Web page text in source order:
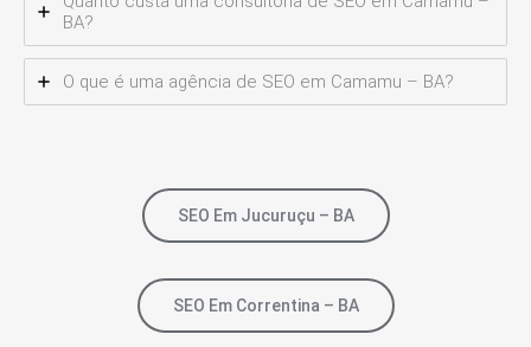
BA?
O que é uma agência de SEO em Camamu – BA?
SEO Em Jucuruçu – BA
SEO Em Correntina – BA